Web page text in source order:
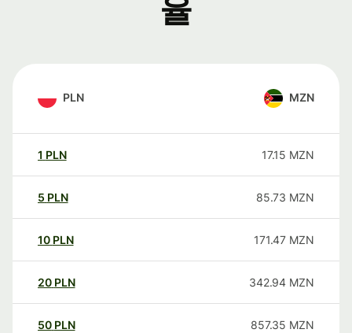
율
PLN MZN
1 PLN 17.15 MZN
5 PLN 85.73 MZN
10 PLN 171.47 MZN
20 PLN 342.94 MZN
50 PLN 857.35 MZN